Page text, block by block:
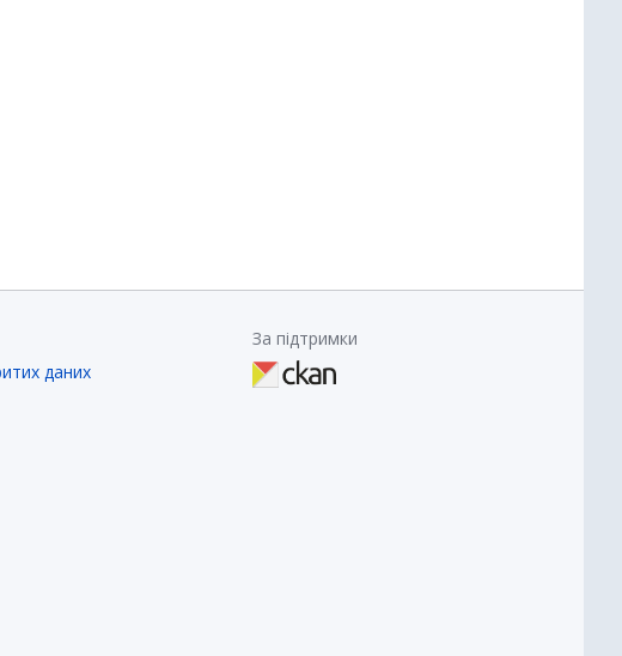
даних
За підтримки